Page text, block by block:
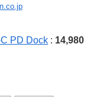
PD Dock : 14,980